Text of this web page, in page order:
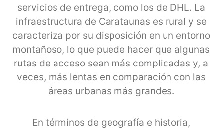
servicios de entrega, como los de DHL. La
infraestructura de Carataunas es rural y se
caracteriza por su disposición en un entorno
montañoso, lo que puede hacer que algunas
rutas de acceso sean más complicadas y, a
veces, más lentas en comparación con las
áreas urbanas más grandes.
En términos de geografía e historia,